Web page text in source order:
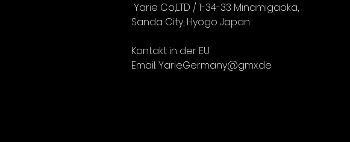
Yarie Co,LTD / 1-34-33 Minamigaoka,
Sanda City, Hyogo Japan
Kontakt in der EU:
Email: YarieGermany@gmx.de